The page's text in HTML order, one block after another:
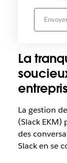
La
La gestion
(Slack
des
Slack en se